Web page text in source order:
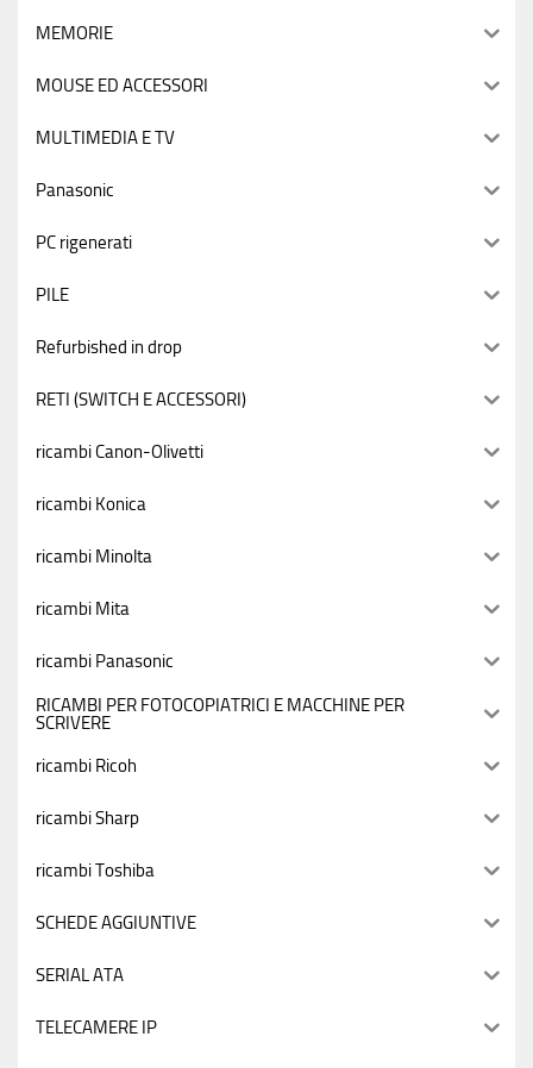
MEMORIE
MOUSE ED ACCESSORI
MULTIMEDIA E TV
Panasonic
PC rigenerati
PILE
Refurbished in drop
RETI (SWITCH E ACCESSORI)
ricambi Canon-Olivetti
ricambi Konica
ricambi Minolta
ricambi Mita
ricambi Panasonic
RICAMBI PER FOTOCOPIATRICI E MACCHINE PER
SCRIVERE
ricambi Ricoh
ricambi Sharp
ricambi Toshiba
SCHEDE AGGIUNTIVE
SERIAL ATA
TELECAMERE IP